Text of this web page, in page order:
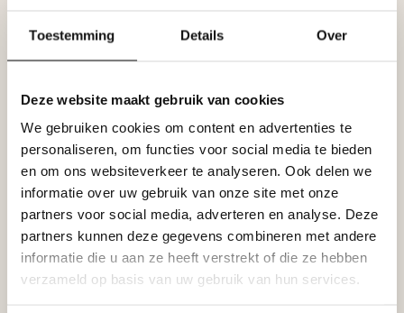
Toestemming Details Over
Deze website maakt gebruik van cookies
We gebruiken cookies om content en advertenties te
personaliseren, om functies voor social media te bieden
en om ons websiteverkeer te analyseren. Ook delen we
informatie over uw gebruik van onze site met onze
partners voor social media, adverteren en analyse. Deze
partners kunnen deze gegevens combineren met andere
informatie die u aan ze heeft verstrekt of die ze hebben
verzameld op basis van uw gebruik van hun services.
Gerelateerde producten
Homestar Lijmkoker SX100 (490
g)
Op voorraad
HOMESTAR
Homestar SET Polystyreenzaag
en Verstekbak €30,00
NMC
NMC Verstekbak MDF voor